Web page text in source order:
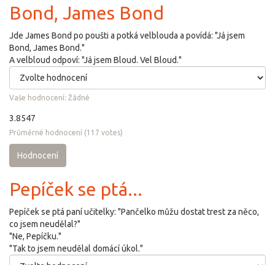
Bond, James Bond
Jde James Bond po poušti a potká velblouda a povídá: "Já jsem
Bond, James Bond."
A velbloud odpoví: "Já jsem Bloud. Vel Bloud."
Vaše hodnocení: Žádné
3.8547
Průměrné hodnocení (117 votes)
Hodnocení
Pepíček se ptá...
Pepíček se ptá paní učitelky: "Pančelko můžu dostat trest za něco,
co jsem neudělal?"
"Ne, Pepíčku."
"Tak to jsem neudělal domácí úkol."